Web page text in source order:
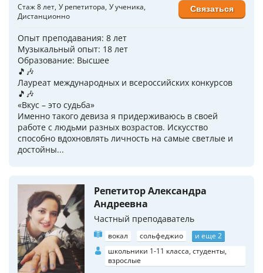
Стаж 8 лет У репетитора У ученика
Дистанционно
Опыт преподавания: 8 лет
Музыкальный опыт: 18 лет
Образование: Высшее
🎵🎶
Лауреат международных и всероссийских конкурсов
🎵🎶
«Вкус – это судьба»
Именно такого девиза я придерживаюсь в своей
работе с людьми разных возрастов. Искусство
способно вдохновлять личность на самые светлые и
достойны...
Связаться
Репетитор Александра
Андреевна
Частный преподаватель
вокал сольфеджио
и еще 2
школьники 1-11 класса, студенты,
взрослые